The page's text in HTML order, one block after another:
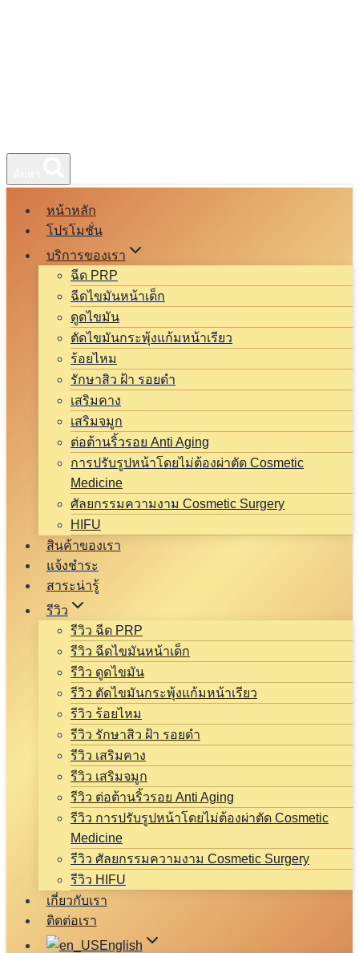
หน้าหลัก
โปรโมชั่น
บริการของเรา
ฉีด PRP
ฉีดไขมันหน้าเด็ก
ดูดไขมัน
ตัดไขมันกระพุ้งแก้มหน้าเรียว
ร้อยไหม
รักษาสิว ฝ้า รอยดำ
เสริมคาง
เสริมจมูก
ต่อต้านริ้วรอย Anti Aging
การปรับรูปหน้าโดยไม่ต้องผ่าตัด Cosmetic
Medicine
ศัลยกรรมความงาม Cosmetic Surgery
HIFU
สินค้าของเรา
แจ้งชำระ
สาระน่ารู้
รีวิว
รีวิว ฉีด PRP
รีวิว ฉีดไขมันหน้าเด็ก
รีวิว ดูดไขมัน
รีวิว ตัดไขมันกระพุ้งแก้มหน้าเรียว
รีวิว ร้อยไหม
รีวิว รักษาสิว ฝ้า รอยดำ
รีวิว เสริมคาง
รีวิว เสริมจมูก
รีวิว ต่อต้านริ้วรอย Anti Aging
รีวิว การปรับรูปหน้าโดยไม่ต้องผ่าตัด Cosmetic
Medicine
รีวิว ศัลยกรรมความงาม Cosmetic Surgery
รีวิว HIFU
เกี่ยวกับเรา
ติดต่อเรา
English